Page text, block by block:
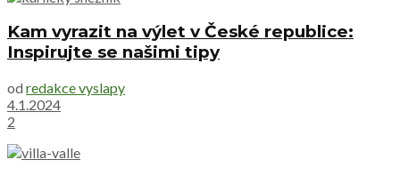
Kam vyrazit na výlet v České republice:
Inspirujte se našimi tipy
od redakce vyslapy
4.1.2024
2